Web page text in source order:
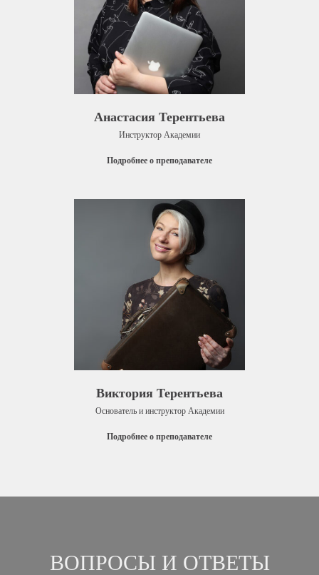
Анастасия Терентьева
Инструктор Академии
Подробнее о преподавателе
Виктория Терентьева
Основатель и инструктор Академии
Подробнее о преподавателе
ВОПРОСЫ И ОТВЕТЫ